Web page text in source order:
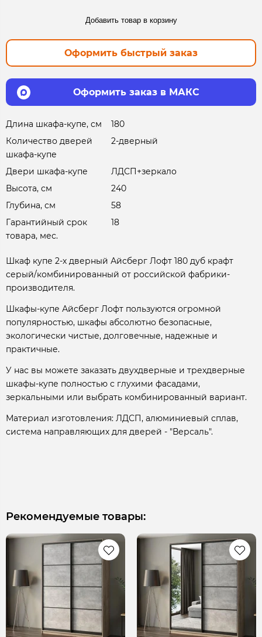
Добавить товар в корзину
Оформить быстрый заказ
Оформить заказ в МАКС
Длина шкафа-купе, см
180
Количество дверей
шкафа-купе
2-дверный
Двери шкафа-купе
ЛДСП+зеркало
Высота, см
240
Глубина, см
58
Гарантийный срок
товара, мес.
18
Шкаф купе 2-х дверный Айсберг Лофт 180 дуб крафт
серый/комбинированный от российской фабрики-
производителя.
Шкафы-купе Айсберг Лофт пользуются огромной
популярностью, шкафы абсолютно безопасные,
экологически чистые, долговечные, надежные и
практичные.
У нас вы можете заказать двухдверные и трехдверные
шкафы-купе полностью с глухими фасадами,
зеркальными или выбрать комбинированный вариант.
Материал изготовления: ЛДСП, алюминиевый сплав,
система направляющих для дверей - "Версаль".
Рекомендуемые товары: